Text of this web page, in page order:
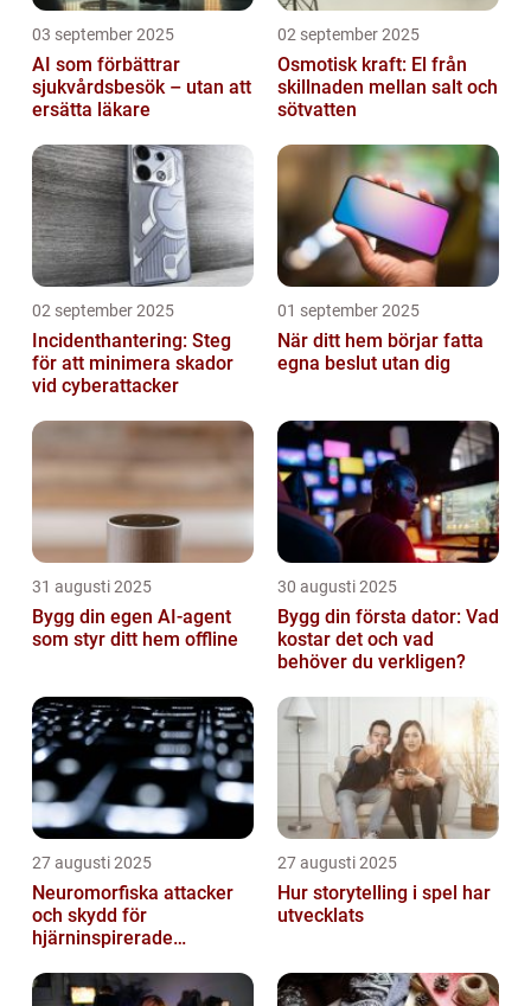
03 september 2025
AI som förbättrar
sjukvårdsbesök – utan att
ersätta läkare
02 september 2025
Osmotisk kraft: El från
skillnaden mellan salt och
sötvatten
02 september 2025
Incidenthantering: Steg
för att minimera skador
vid cyberattacker
01 september 2025
När ditt hem börjar fatta
egna beslut utan dig
31 augusti 2025
Bygg din egen AI-agent
som styr ditt hem offline
30 augusti 2025
Bygg din första dator: Vad
kostar det och vad
behöver du verkligen?
27 augusti 2025
Neuromorfiska attacker
och skydd för
hjärninspirerade
27 augusti 2025
Hur storytelling i spel har
utvecklats